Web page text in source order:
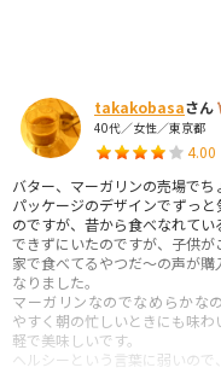
takakobasaさん
40代／女性／東京都
4.00
バター、マーガリンの売場で
パッケージのデザインでずっと
のですが、昔から食べなれてい
できずにいたのですが、子供が
家で食べてるやつだ～の声が購
なりました。
マーガリンなのでなめらかな
やすく朝の忙しいときにも味
軽で美味しいです。
ヘルシーという言葉に弱いので